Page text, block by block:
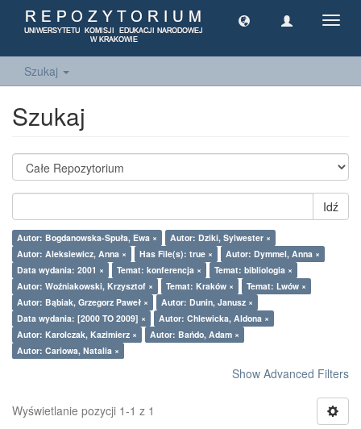
Szukaj
Szukaj
Idź
Autor: Bogdanowska-Spuła, Ewa ×
Autor: Dziki, Sylwester ×
Autor: Aleksiewicz, Anna ×
Has File(s): true ×
Autor: Dymmel, Anna ×
Data wydania: 2001 ×
Temat: konferencja ×
Temat: bibliologia ×
Autor: Woźniakowski, Krzysztof ×
Temat: Kraków ×
Temat: Lwów ×
Autor: Bąbiak, Grzegorz Paweł ×
Autor: Dunin, Janusz ×
Data wydania: [2000 TO 2009] ×
Autor: Chlewicka, Aldona ×
Autor: Karolczak, Kazimierz ×
Autor: Bańdo, Adam ×
Autor: Cariowa, Natalia ×
Show Advanced Filters
Wyświetlanie pozycji 1-1 z 1